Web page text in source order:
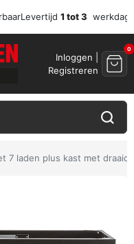
Levertijd 1 tot 3
Inloggen |
Registreren
0
7 laden plus kast met